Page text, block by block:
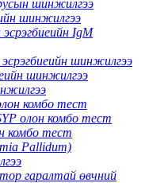
шинжилгээ
шинжилгээ
IgM
шинжилгээ
шинжилгээ
комбо тест
олон комбо тест
комбо тест
Pallidum)
гаралтай өвчний